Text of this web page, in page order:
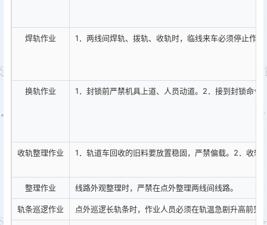
焊轨作业 1 ．两线间焊轨、拨轨、收轨时，临线来车必须停止作业
换轨作业 1 ．封锁前严禁机具上道、人员动道。 2 ．接到封锁命
收轨整理作业 1 ．轨道车回收的旧料要放置稳固，严禁偏载。 2 ．收
整理作业 线路外观整理时，严禁在点外整理两线间线路。
轨条巡逻作业 点外巡逻长轨条时，作业人员必须在轨温急剧升高前